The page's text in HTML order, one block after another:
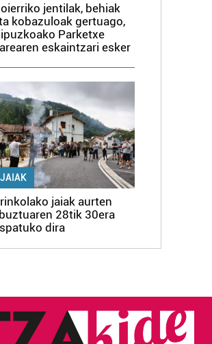
jentilak, behiak
kobazuloak gertuago,
Parketxe
eskaintzari esker
JAIAK
jaiak aurten
28tik 30era
dira